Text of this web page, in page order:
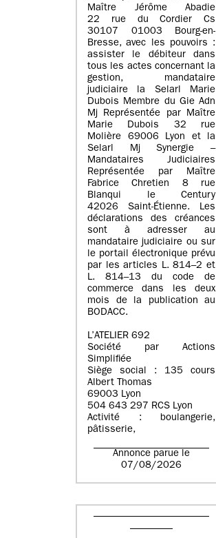
Maître Jérôme Abadie
22 rue du Cordier Cs
30107 01003 Bourg-en-
Bresse, avec les pouvoirs :
assister le débiteur dans
tous les actes concernant la
gestion, mandataire
judiciaire la Selarl Marie
Dubois Membre du Gie Adn
Mj Représentée par Maître
Marie Dubois 32 rue
Molière 69006 Lyon et la
Selarl Mj Synergie –
Mandataires Judiciaires
Représentée par Maître
Fabrice Chretien 8 rue
Blanqui le Century
42026 Saint-Étienne. Les
déclarations des créances
sont à adresser au
mandataire judiciaire ou sur
le portail électronique prévu
par les articles L. 814–2 et
L. 814–13 du code de
commerce dans les deux
mois de la publication au
BODACC.
L’ATELIER 692
Société par Actions
Simplifiée
Siège social : 135 cours
Albert Thomas
69003 Lyon
504 643 297 RCS Lyon
Activité : boulangerie,
pâtisserie,
Annonce parue le
07/08/2026